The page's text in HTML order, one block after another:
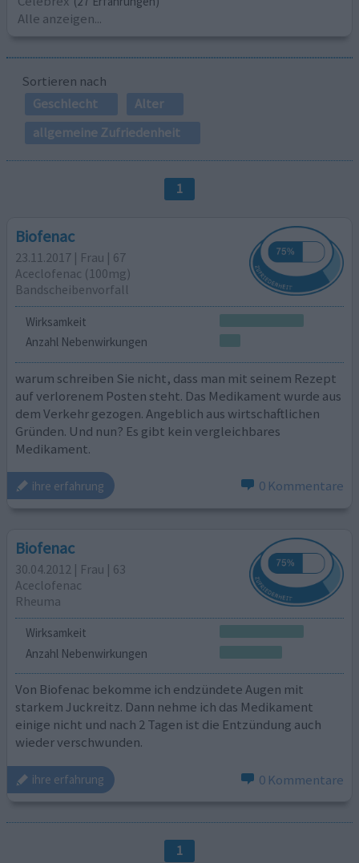
Alle anzeigen...
Sortieren nach
Geschlecht
Alter
allgemeine Zufriedenheit
1
Biofenac
23.11.2017 | Frau | 67
Aceclofenac (100mg)
Bandscheibenvorfall
Wirksamkeit
Anzahl Nebenwirkungen
warum schreiben Sie nicht, dass man mit seinem Rezept
auf verlorenem Posten steht. Das Medikament wurde aus
dem Verkehr gezogen. Angeblich aus wirtschaftlichen
Gründen. Und nun? Es gibt kein vergleichbares
Medikament.
ihre erfahrung 0 Kommentare
Biofenac
30.04.2012 | Frau | 63
Aceclofenac
Rheuma
Wirksamkeit
Anzahl Nebenwirkungen
Von Biofenac bekomme ich endzündete Augen mit
starkem Juckreitz. Dann nehme ich das Medikament
einige nicht und nach 2 Tagen ist die Entzündung auch
wieder verschwunden.
ihre erfahrung 0 Kommentare
1